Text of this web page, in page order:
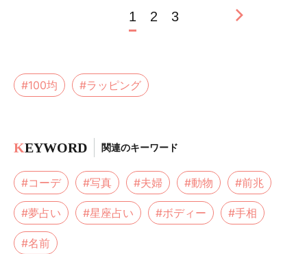
1 2 3
#100均 #ラッピング
KEYWORD 関連のキーワード
#コーデ #写真 #夫婦 #動物 #前兆
#夢占い #星座占い #ボディー #手相
#名前